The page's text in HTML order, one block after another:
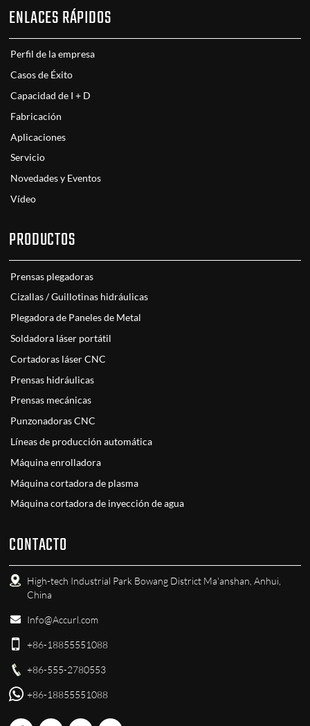
ENLACES RÁPIDOS
Perfil de la empresa
Casos de Éxito
Capacidad de I + D
Fabricación
Aplicaciones
Servicio
Novedades y Eventos
Vídeo
PRODUCTOS
Prensas plegadoras
Cizallas / Guillotinas hidráulicas
Plegadora de Paneles de Metal
Soldadora láser portátil
Cortadoras láser CNC
Prensas hidráulicas
Prensas mecánicas
Punzonadoras CNC
Líneas de producción automática
Máquina enrolladora
Máquina cortadora de plasma
Máquina cortadora de inyección de agua
CONTACTO
High-tech Industrial Park Bowang District Ma'anshan, Anhui,
China
Info@Accurl.com
+86-18855551088
+86-555-2780553
+86-18855551088